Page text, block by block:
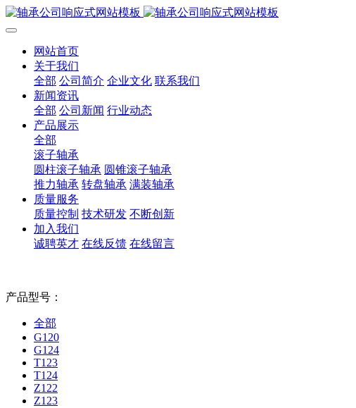
网站首页
关于我们
全部 公司简介 企业文化 联系我们
新闻资讯
全部 公司新闻 行业动态
产品展示
全部
滚子轴承
圆柱滚子轴承 圆锥滚子轴承
推力轴承 转盘轴承 满装轴承
质量服务
质量控制 技术研发 不断创新
加入我们
诚聘英才 在线反馈 在线留言
产品型号：
全部
G120
G124
T123
T124
Z122
Z123